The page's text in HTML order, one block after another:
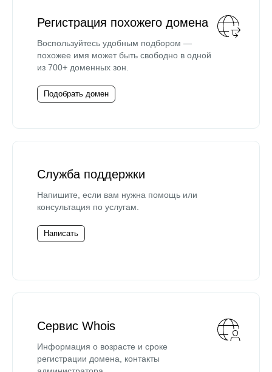
Регистрация похожего домена
Воспользуйтесь удобным подбором —
похожее имя может быть свободно в одной
из 700+ доменных зон.
Подобрать домен
Служба поддержки
Напишите, если вам нужна помощь или
консультация по услугам.
Написать
Сервис Whois
Информация о возрасте и сроке
регистрации домена, контакты